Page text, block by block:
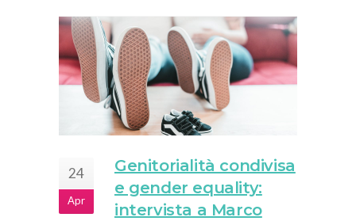
24
Apr
Genitorialità condivisa
e gender equality:
intervista a Marco